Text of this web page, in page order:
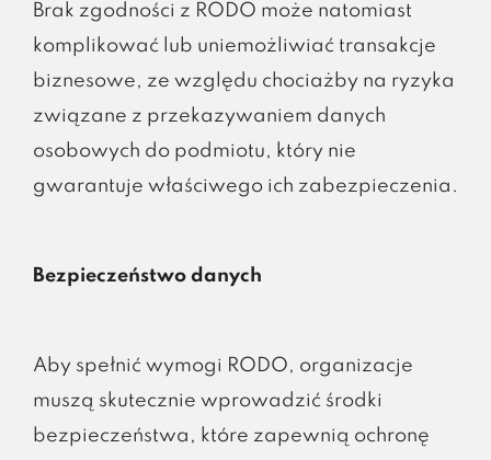
Brak zgodności z RODO może natomiast
komplikować lub uniemożliwiać transakcje
biznesowe, ze względu chociażby na ryzyka
związane z przekazywaniem danych
osobowych do podmiotu, który nie
gwarantuje właściwego ich zabezpieczenia.
Bezpieczeństwo danych
Aby spełnić wymogi RODO, organizacje
muszą skutecznie wprowadzić środki
bezpieczeństwa, które zapewnią ochronę